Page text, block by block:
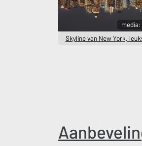
Skyline van New York,